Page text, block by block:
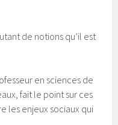
de notions qu’il est
en sciences de
fait le point sur ces
les enjeux sociaux qui